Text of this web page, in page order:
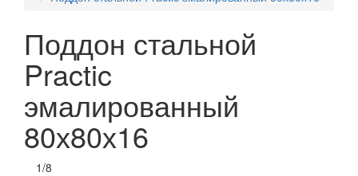
Поддон стальной
Practic
эмалированный
80х80х16
1/8